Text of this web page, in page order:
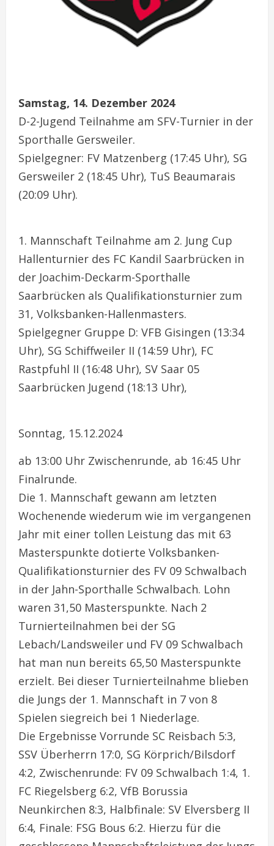
Samstag, 14. Dezember 2024
D-2-Jugend Teilnahme am SFV-Turnier in der
Sporthalle Gersweiler.
Spielgegner: FV Matzenberg (17:45 Uhr), SG
Gersweiler 2 (18:45 Uhr), TuS Beaumarais
(20:09 Uhr).
1. Mannschaft Teilnahme am 2. Jung Cup
Hallenturnier des FC Kandil Saarbrücken in
der Joachim-Deckarm-Sporthalle
Saarbrücken als Qualifikationsturnier zum
31, Volksbanken-Hallenmasters.
Spielgegner Gruppe D: VFB Gisingen (13:34
Uhr), SG Schiffweiler II (14:59 Uhr), FC
Rastpfuhl II (16:48 Uhr), SV Saar 05
Saarbrücken Jugend (18:13 Uhr),
Sonntag, 15.12.2024
ab 13:00 Uhr Zwischenrunde, ab 16:45 Uhr
Finalrunde.
Die 1. Mannschaft gewann am letzten
Wochenende wiederum wie im vergangenen
Jahr mit einer tollen Leistung das mit 63
Masterspunkte dotierte Volksbanken-
Qualifikationsturnier des FV 09 Schwalbach
in der Jahn-Sporthalle Schwalbach. Lohn
waren 31,50 Masterspunkte. Nach 2
Turnierteilnahmen bei der SG
Lebach/Landsweiler und FV 09 Schwalbach
hat man nun bereits 65,50 Masterspunkte
erzielt. Bei dieser Turnierteilnahme blieben
die Jungs der 1. Mannschaft in 7 von 8
Spielen siegreich bei 1 Niederlage.
Die Ergebnisse Vorrunde SC Reisbach 5:3,
SSV Überherrn 17:0, SG Körprich/Bilsdorf
4:2, Zwischenrunde: FV 09 Schwalbach 1:4, 1.
FC Riegelsberg 6:2, VfB Borussia
Neunkirchen 8:3, Halbfinale: SV Elversberg II
6:4, Finale: FSG Bous 6:2. Hierzu für die